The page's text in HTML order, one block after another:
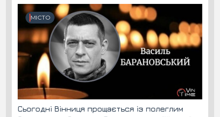
МІСТО
Сьогодні Вінниця прощається із полеглим